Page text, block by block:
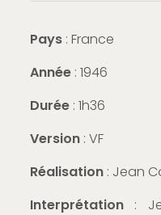
Pays : France
Année : 1946
Durée: 1h36
Version : VF
Réalisation: Jean
Interprétation :